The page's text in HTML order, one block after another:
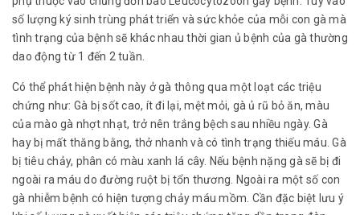
số lượng ký sinh trùng phát triển và sức khỏe của mỗi con gà mà
tình trạng của bệnh sẽ khác nhau thời gian ủ bệnh của gà thường
dao động từ 1 đến 2 tuần.
Có thể phát hiện bệnh này ở gà thông qua một loạt các triệu
chứng như: Gà bị sốt cao, ít đi lại, mệt mỏi, gà ủ rũ bỏ ăn, màu
của mào gà nhợt nhạt, trở nên trắng bệch sau nhiều ngày. Gà
hay bị mất thăng bằng, thở nhanh và có tình trạng thiếu máu. Gà
bị tiêu chảy, phân có màu xanh lá cây. Nếu bệnh nặng gà sẽ bị đi
ngoài ra máu do đường ruột bị tổn thương. Ngoài ra một số con
gà nhiễm bệnh có hiện tượng chảy máu mồm. Cần đặc biệt lưu ý